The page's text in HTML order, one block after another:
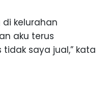
di kelurahan
aku terus
saya jual,” kata